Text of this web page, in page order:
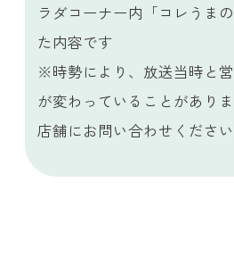
ラダコーナー内「コレうま
た内容です
※時勢により、放送当時と
が変わっていることがあり
店舗にお問い合わせください